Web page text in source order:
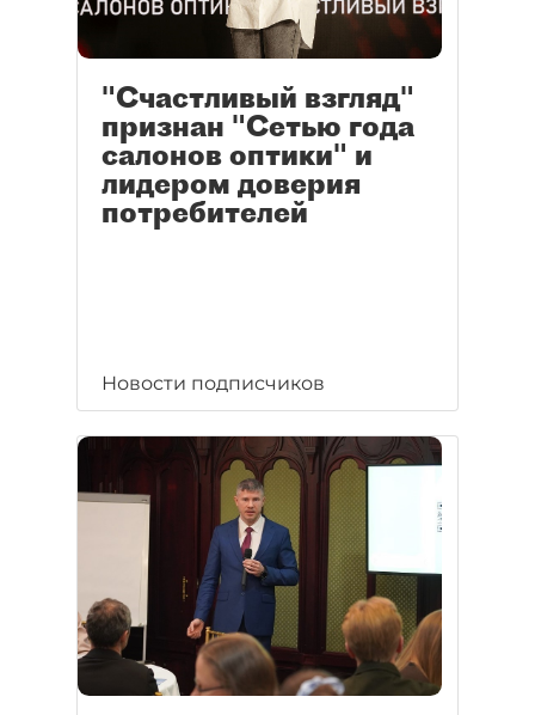
"Счастливый взгляд"
признан "Сетью года
салонов оптики" и
лидером доверия
потребителей
Новости подписчиков